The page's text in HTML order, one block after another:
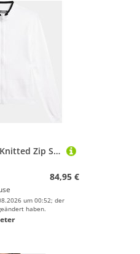
J.Lindeberg Anna Knitted Zip Sweater Stretch Jacke weiß
84,95 €
um 00:52; der
haben.